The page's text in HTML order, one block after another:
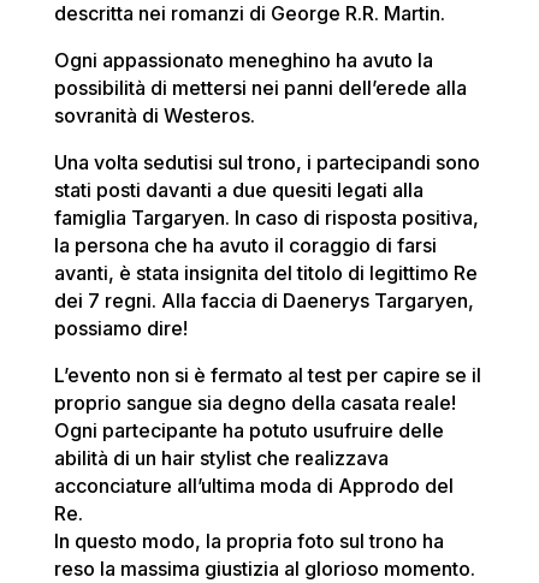
descritta nei romanzi di George R.R. Martin.
Ogni appassionato meneghino ha avuto la
possibilità di mettersi nei panni dell’erede alla
sovranità di Westeros.
Una volta sedutisi sul trono, i partecipandi sono
stati posti davanti a due quesiti legati alla
famiglia Targaryen. In caso di risposta positiva,
la persona che ha avuto il coraggio di farsi
avanti, è stata insignita del titolo di legittimo Re
dei 7 regni. Alla faccia di Daenerys Targaryen,
possiamo dire!
L’evento non si è fermato al test per capire se il
proprio sangue sia degno della casata reale!
Ogni partecipante ha potuto usufruire delle
abilità di un hair stylist che realizzava
acconciature all’ultima moda di Approdo del
Re.
In questo modo, la propria foto sul trono ha
reso la massima giustizia al glorioso momento.